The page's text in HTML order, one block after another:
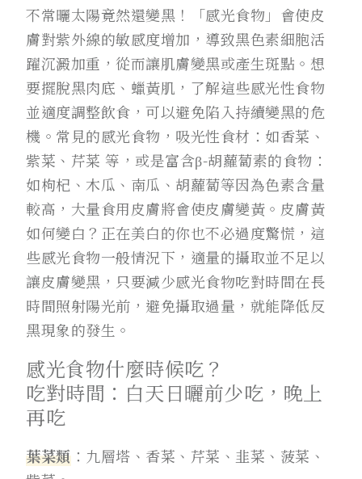
不常曬太陽竟然還變黑！「感光食物」會使皮
膚對紫外線的敏感度增加，導致黑色素細胞活
躍沉澱加重，從而讓肌膚變黑或產生斑點。想
要擺脫黑肉底、蠟黃肌，了解這些感光性食物
並適度調整飲食，可以避免陷入持續變黑的危
機。常見的感光食物，吸光性食材：如香菜、
紫菜、芹菜 等，或是富含β-胡蘿蔔素的食物：
如枸杞、木瓜、南瓜、胡蘿蔔等因為色素含量
較高，大量食用皮膚將會使皮膚變黃。皮膚黃
如何變白？正在美白的你也不必過度驚慌，這
些感光食物一般情況下，適量的攝取並不足以
讓皮膚變黑，只要減少感光食物吃對時間在長
時間照射陽光前，避免攝取過量，就能降低反
黑現象的發生。
感光食物什麼時候吃？
吃對時間：白天日曬前少吃，晚上
再吃
葉菜類：九層塔、香菜、芹菜、韭菜、菠菜、